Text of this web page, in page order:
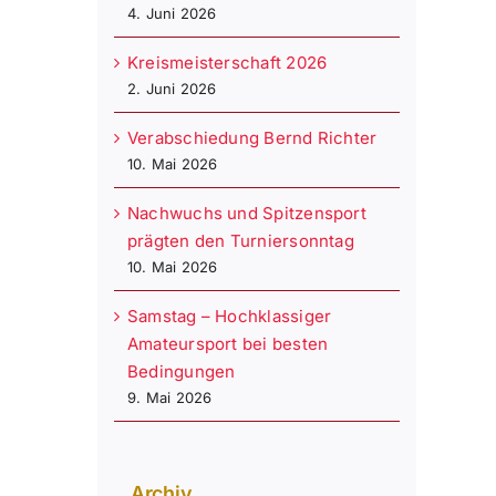
4. Juni 2026
Kreismeisterschaft 2026
2. Juni 2026
Verabschiedung Bernd Richter
10. Mai 2026
Nachwuchs und Spitzensport
prägten den Turniersonntag
10. Mai 2026
Samstag – Hochklassiger
Amateursport bei besten
Bedingungen
9. Mai 2026